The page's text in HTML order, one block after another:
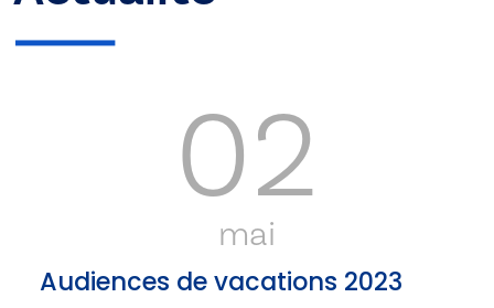
02
mai
Audiences de vacations 2023